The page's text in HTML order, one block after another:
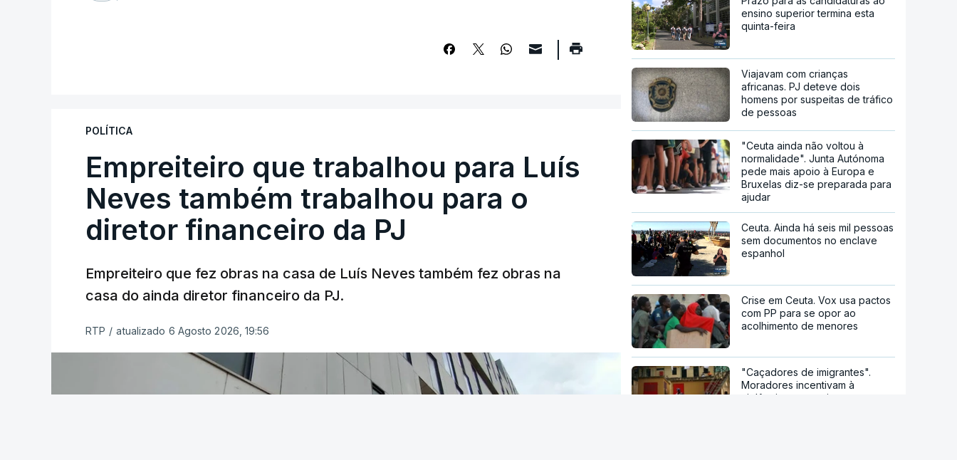
POLÍTICA
Empreiteiro que trabalhou para Luís
Neves também trabalhou para o
diretor financeiro da PJ
Empreiteiro que fez obras na casa de Luís Neves também fez obras na
casa do ainda diretor financeiro da PJ.
RTP / atualizado 6 Agosto 2026, 19:56
ensino superior termina esta
quinta-feira
Viajavam com crianças
africanas. PJ deteve dois
homens por suspeitas de tráfico
de pessoas
"Ceuta ainda não voltou à
normalidade". Junta Autónoma
pede mais apoio à Europa e
Bruxelas diz-se preparada para
ajudar
Ceuta. Ainda há seis mil pessoas
sem documentos no enclave
espanhol
Crise em Ceuta. Vox usa pactos
com PP para se opor ao
acolhimento de menores
"Caçadores de imigrantes".
Moradores incentivam à
violência contra migrantes nos